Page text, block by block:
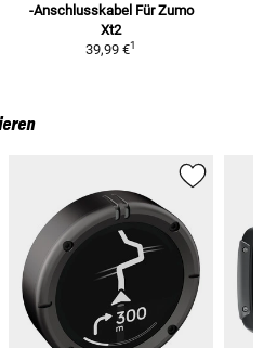
-Anschlusskabel Für Zumo
Xt2
39,99 €1